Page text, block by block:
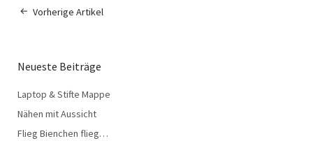
Vorherige Artikel
Neueste Beiträge
Laptop & Stifte Mappe
Nähen mit Aussicht
Flieg Bienchen flieg…